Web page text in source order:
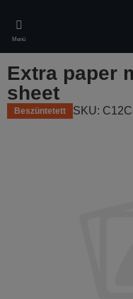
main
content
Menü
Extra paper
sheet
Beszüntetett SKU: